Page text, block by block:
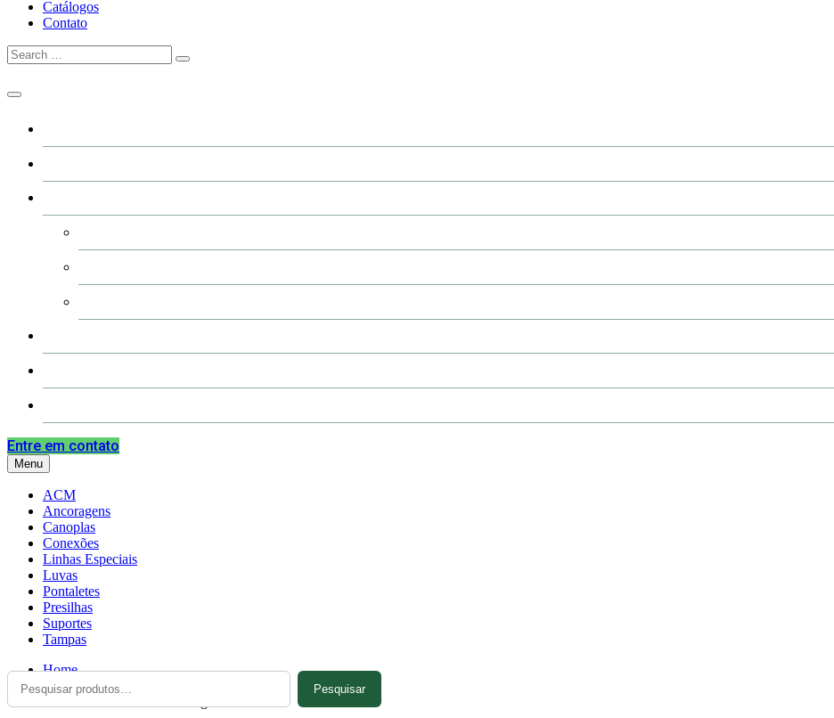
Catálogos
Contato
Entre em contato
Menu
ACM
Ancoragens
Canoplas
Conexões
Linhas Especiais
Luvas
Pontaletes
Presilhas
Suportes
Tampas
Home
Pesquisar
por:
Pesquisar